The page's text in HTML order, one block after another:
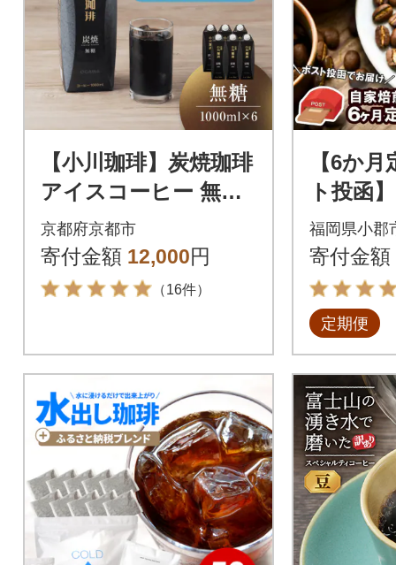
【小川珈琲】炭焼珈琲
アイスコーヒー 無糖
1000ml 6本|リキッド
コーヒー 人気セット
京都府京都市
寄付金額 12,000円
（16件）
【6か
ト投函
ヒー豆
種
福岡県小郡
寄付金額
定期便